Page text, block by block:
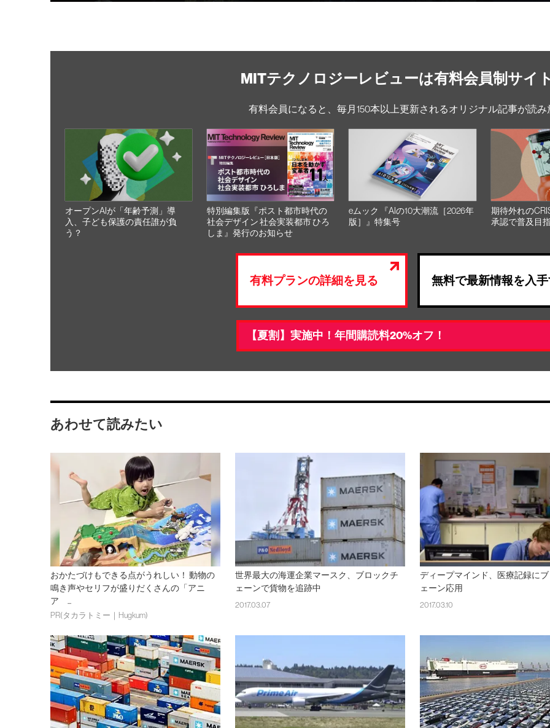
MITテクノロジーレビューは有料会員制サイ
有料会員になると、毎月150本以上更新されるオリジナル記事が読み
オープンAIが「年齢予測」導
入、子ども保護の責任誰が負
う？
特別編集版『ポスト都市時代の
社会デザイン 社会実装都市 ひろ
しま』発行のお知らせ
eムック 『AIの10大潮流［2026年
版］』特集号
期待外れの
承認で普及目
有料プランの詳細を見る 無料で最新情報を入
【夏割】実施中！年間購読料20%オフ！
あわせて読みたい
おかたづけもできる点がうれしい！ 動物の
鳴き声やセリフが盛りだくさんの「アニ
ア ...
PR(タカラトミー｜Hugkum)
世界最大の海運企業マースク、ブロックチ
ェーンで貨物を追跡中
2017.03.07
ディープマインド、医療記録に
ェーン応用
2017.03.10